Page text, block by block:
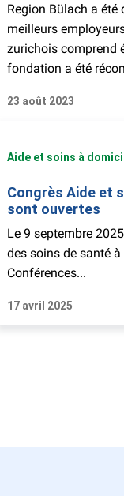
Region Bülach a été
meilleurs
zurichois comprend
fondation a été
23 août 2023
Aide et soins à
Congrès Aide et
sont ouvertes
Le 9 septembre
des soins de santé
Conférences...
17 avril 2025